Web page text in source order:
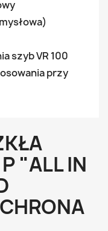
szyb VR 100
przy
"ALL IN